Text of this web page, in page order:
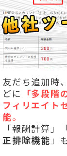
友だち追加時
どに 「多段階
フィリエイト
能。
「報酬計算」
正排除機能 」